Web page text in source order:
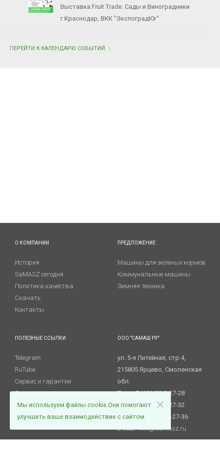
Выставка Fruit Trade: Сады и Виноградники
г.Краснодар, ВКК "ЭкспоградЮг"
ПЕРЕЙТИ К КАЛЕНДАРЮ СОБЫТИЙ
О КОМПАНИИ
История
SaMASZ сегодня
Политика качества
Скачать
Контакты
ПРЕДЛОЖЕНИЕ
Машины для зеленых кормов
Коммунальные машины
Зимняя техника
ПОЛЕЗНЫЕ ССЫЛКИ
Telegram
RuTube
Сервис и гарантии
Запасные части
Новости
Вакансии
ООО "САМАШ РУ"
ул. 5-я Литейная, стр.4,
215805 Ярцево, Смоленская
обл.
Тел.: +7 (48143) 3-27-28
Тел.: +7 (48143) 3-27-32
Факс. +7 (48143) 3-27-36
E-mail:info@samasz.ru
Мы используем файлы cookie.Они помогают
улучшить ваше взаимодействие с сайтом.